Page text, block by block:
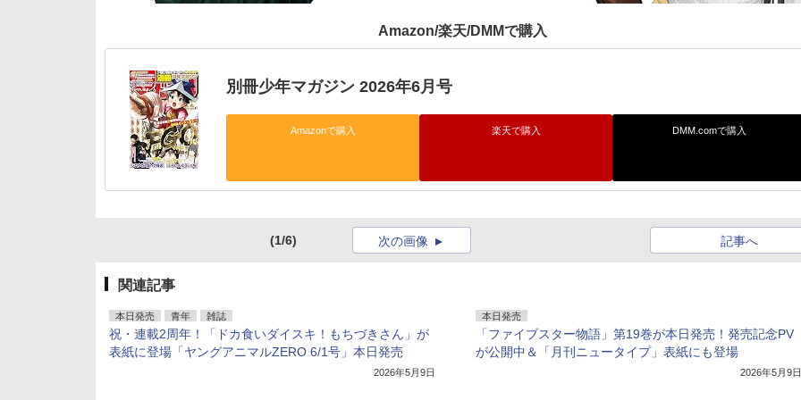
Amazon/楽天/DMMで購入
別冊少年マガジン 2026年6月号
Amazonで購入 楽天で購入 DMM.comで購入
(1/6) 次の画像 記事へ
関連記事
本日発売 青年 雑誌
祝・連載2周年！「ドカ食いダイスキ！もちづきさん」が
表紙に登場「ヤングアニマルZERO 6/1号」本日発売
2026年5月9日
本日発売
「ファイブスター物語」第19巻が本日発売！発売記念PV
が公開中＆「月刊ニュータイプ」表紙にも登場
2026年5月9日